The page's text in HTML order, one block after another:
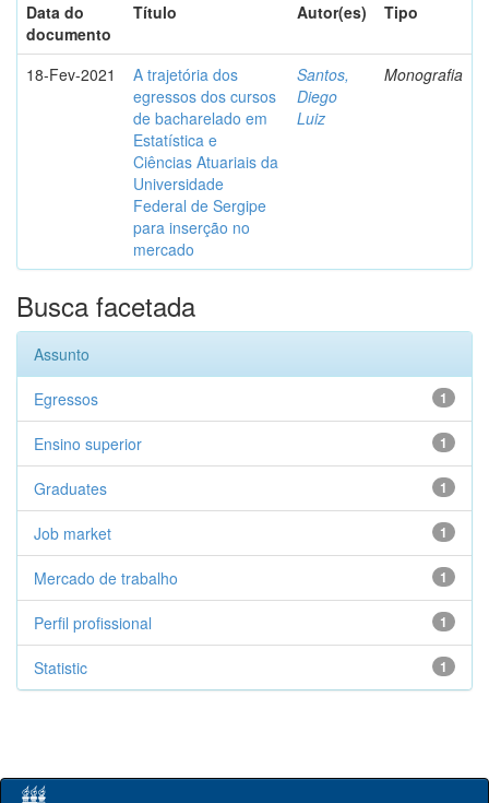
Data do
documento
Título Autor(es) Tipo
18-Fev-2021
A trajetória dos
egressos dos cursos
de bacharelado em
Estatística e
Ciências Atuariais da
Universidade
Federal de Sergipe
para inserção no
mercado
Santos,
Diego
Luiz
Monografia
Busca facetada
Assunto
1
Egressos
1
Ensino superior
1
Graduates
1
Job market
1
Mercado de trabalho
1
Perfil profissional
1
Statistic